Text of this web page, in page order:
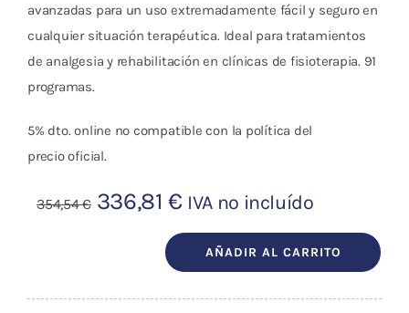
avanzadas para un uso extremadamente fácil y seguro en
cualquier situación terapéutica. Ideal para tratamientos
de analgesia y rehabilitación en clínicas de fisioterapia. 91
programas.
5% dto. online no compatible con la política del
precio oficial.
354,54€ El
original
336,81 €El
precio
actual
IVA no incluído
Electroestimulador
AÑADIR AL CARRITO